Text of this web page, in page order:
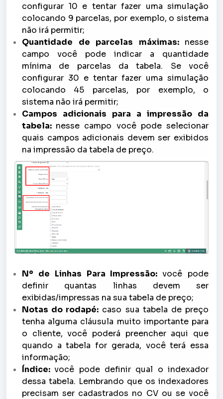
configurar 10 e tentar fazer uma simulação
colocando 9 parcelas, por exemplo, o sistema
não irá permitir;
Quantidade de parcelas máximas: nesse
campo você pode indicar a quantidade
mínima de parcelas da tabela. Se você
configurar 30 e tentar fazer uma simulação
colocando 45 parcelas, por exemplo, o
sistema não irá permitir;
Campos adicionais para a impressão da
tabela: nesse campo você pode selecionar
quais campos adicionais devem ser exibidos
na impressão da tabela de preço.
Nº de Linhas Para Impressão:você pode
definir quantas linhas devem ser
exibidas/impressas na sua tabela de preço;
Notas do rodapé: caso sua tabela de preço
tenha alguma cláusula muito importante para
o cliente, você poderá preencher aqui que
quando a tabela for gerada, você terá essa
informação;
Índice:você pode definir qual o indexador
dessa tabela. Lembrando que os indexadores
precisam ser cadastrados no CV ou se você